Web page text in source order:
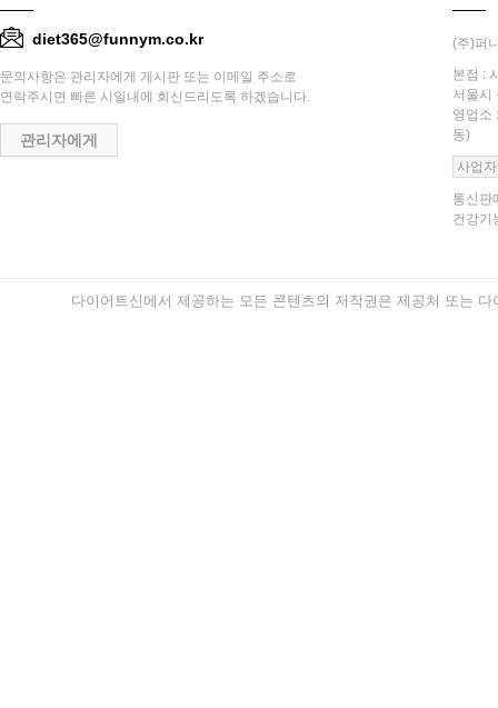
diet365@funnym.co.kr
문의사항은 관리자에게 게시판 또는 이메일 주소로
연락주시면 빠른 시일내에 회신드리도록 하겠습니다.
관리자에게
(주)퍼
본점 :
서울시
영업소
동)
사업
통신판
건강기
다이어트신에서 제공하는 모든 콘텐츠의 저작권은 제공처 또는